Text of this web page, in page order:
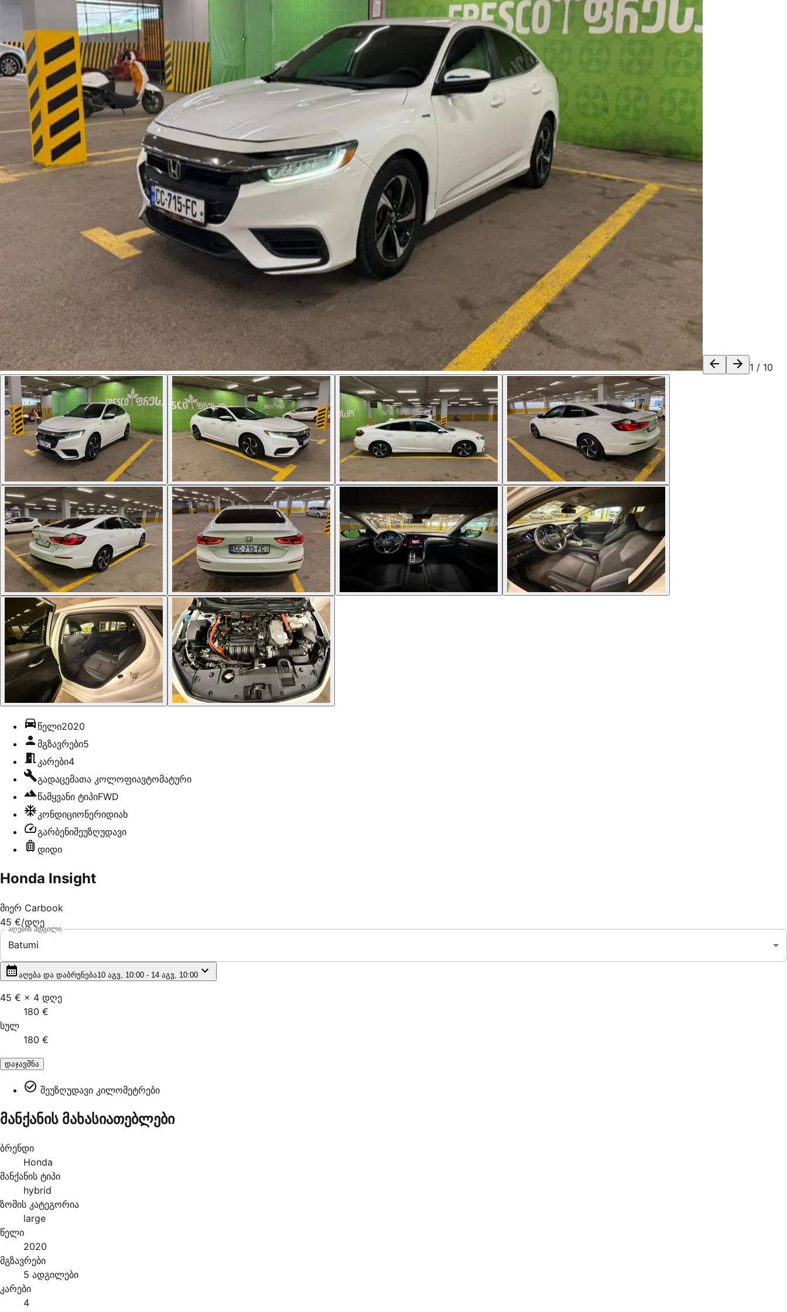
1 / 10
წელი2020
მგზავრები5
კარები4
გადაცემათა კოლოფიავტომატური
წამყვანი ტიპიFWD
კონდიციონერიდიახ
გარბენიშეუზღუდავი
დიდი
Honda Insight
მიერ Carbook
45 €/დღე
აღების ადგილი
Batumi
აღება და დაბრუნება10 აგვ, 10:00 - 14 აგვ, 10:00
45 € × 4 დღე
180 €
სულ
180 €
დაჯავშნა
შეუზღუდავი კილომეტრები
მანქანის მახასიათებლები
ბრენდი
Honda
მანქანის ტიპი
hybrid
ზომის კატეგორია
large
წელი
2020
მგზავრები
5 ადგილები
კარები
4